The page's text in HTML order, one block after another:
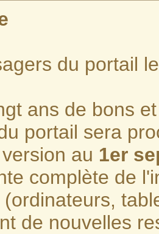
du portail
ans de bons
portail sera
au 1er
complète de
de nouvelles